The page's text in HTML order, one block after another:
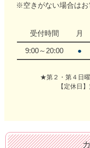
※空きがない場合はお
受付時間 月
9:00～20:00 ●
★第２・第４日
【定休日